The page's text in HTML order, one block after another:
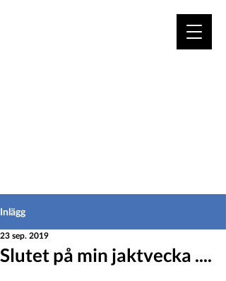
Inlägg
Slutet på min jaktvecka ....
23 sep. 2019